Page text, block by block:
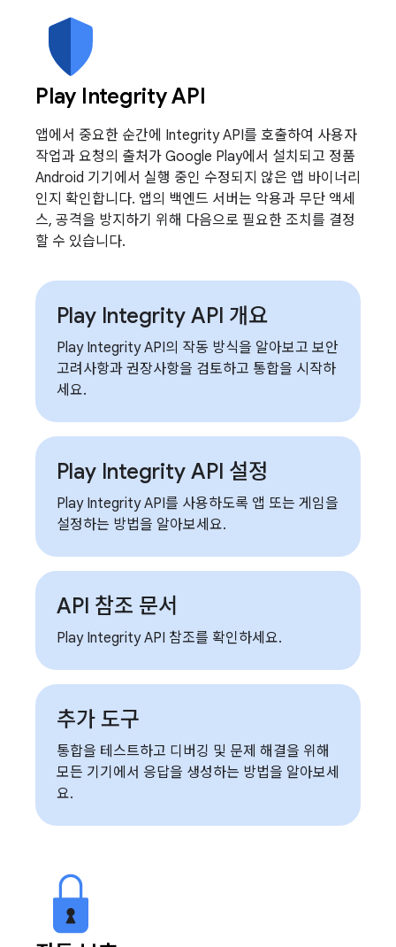
Play Integrity API
앱에서 중요한 순간에 Integrity API를 호출하여 사용자
작업과 요청의 출처가 Google Play에서 설치되고 정품
Android 기기에서 실행 중인 수정되지 않은 앱 바이너리
인지 확인합니다. 앱의 백엔드 서버는 악용과 무단 액세
스, 공격을 방지하기 위해 다음으로 필요한 조치를 결정
할 수 있습니다.
Play Integrity API 개요
Play Integrity API의 작동 방식을 알아보고 보안
고려사항과 권장사항을 검토하고 통합을 시작하
세요.
Play Integrity API 설정
Play Integrity API를 사용하도록 앱 또는 게임을
설정하는 방법을 알아보세요.
API 참조 문서
Play Integrity API 참조를 확인하세요.
추가 도구
통합을 테스트하고 디버깅 및 문제 해결을 위해
모든 기기에서 응답을 생성하는 방법을 알아보세
요.